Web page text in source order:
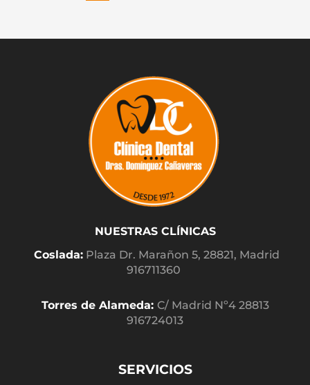
NUESTRAS CLÍNICAS
Coslada: Plaza Dr. Marañon 5, 28821, Madrid
916711360
Torres de Alameda: C/ Madrid Nº4 28813
916724013
SERVICIOS